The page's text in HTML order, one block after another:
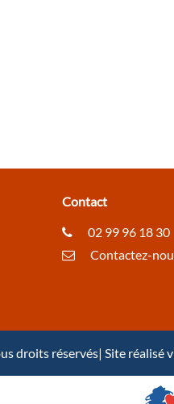
Contact
02 99 96 18 30
Contactez-
droits réservés| Site